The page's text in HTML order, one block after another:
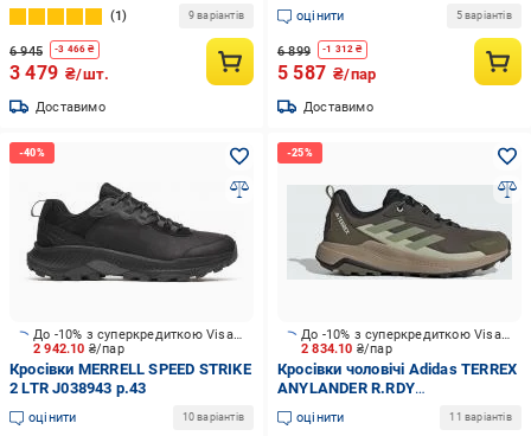
WP J003811 р.41,5 чорні
1 9 варіантів
6 945 -3 466 ₴
3 479 ₴/шт.
Доставимо
оцінити 5 варіантів
6 899 -1 312 ₴
5 587 ₴/пар
Доставимо
2 942.10 ₴/пар
До -10% з суперкредиткою Visa Вигода
Кросівки MERRELL SPEED STRIKE
2 LTR J038943 р.43
оцінити 10 варіантів
2 834.10 ₴/пар
До -10% з суперкредиткою Visa Вигода
Кросівки чоловічі Adidas TERREX
ANYLANDER R.RDY
SHAOLI/TENGRN/HALGRN
JR9087 р.42 зелені
оцінити 11 варіантів